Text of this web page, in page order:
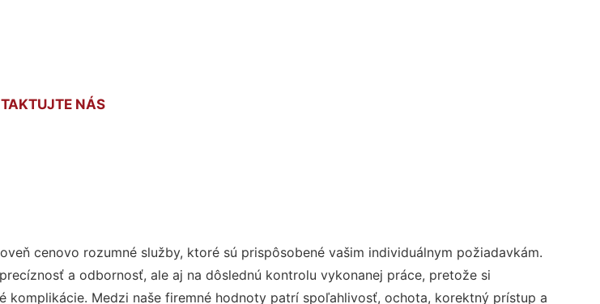
NÁS
cenovo rozumné služby, ktoré sú prispôsobené vašim individuálnym požiadavkám.
a odbornosť, ale aj na dôslednú kontrolu vykonanej práce, pretože si
Medzi naše firemné hodnoty patrí spoľahlivosť, ochota, korektný prístup a